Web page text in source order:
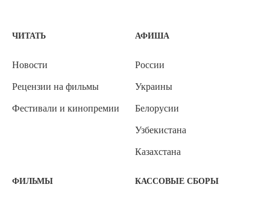
ЧИТАТЬ
Новости
Рецензии на фильмы
Фестивали и кинопремии
АФИША
России
Украины
Белорусии
Узбекистана
Казахстана
ФИЛЬМЫ КАССОВЫЕ СБОРЫ